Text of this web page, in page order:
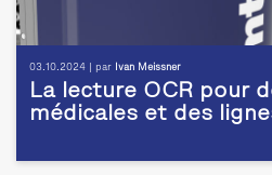
03.10.2024 | par Ivan Meissner
La lecture OCR pour
médicales et des